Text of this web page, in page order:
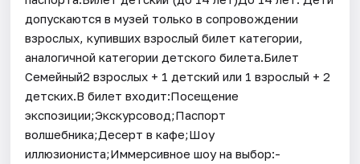
допускаются в музей только в сопровождении
взрослых, купивших взрослый билет категории,
аналогичной категории детского билета.Билет
Семейный2 взрослых + 1 детский или 1 взрослый + 2
детских.В билет входит:Посещение
экспозиции;Экскурсовод;Паспорт
волшебника;Десерт в кафе;Шоу
иллюзиониста;Иммерсивное шоу на выбор:-